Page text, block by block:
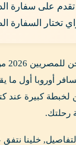
تقدم على سفارة
تختار السفارة
أوروبا أول
لخبطة كبيرة عند
رحلتك.
خلينا